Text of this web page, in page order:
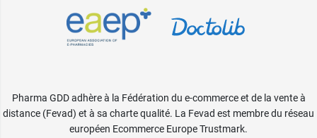
Pharma GDD adhère à la Fédération du e-commerce et de la vente à
distance (Fevad) et à sa charte qualité. La Fevad est membre du réseau
européen Ecommerce Europe Trustmark.